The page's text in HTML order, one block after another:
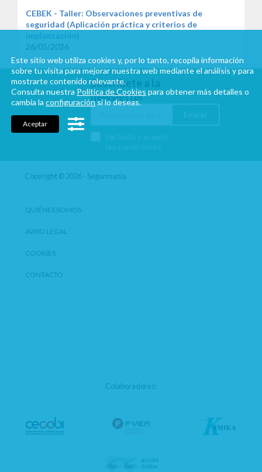
CEBEK - Taller: Observaciones preventivas de
seguridad (Aplicación práctica y criterios de
implantación)
26/05/2026
Suscríbete a la
newsletter
Copyright © 2026 - Segurmania
QUIÉNES SOMOS
AVISO LEGAL
COOKIES
CONTACTO
Colaboradores:
Este sitio web utiliza cookies y, por lo tanto, recopila información
sobre tu visita para mejorar nuestra web mediante el análisis y para
mostrarte contenido relevante.
Consulta nuestra Política de Cookies para obtener más detalles o
cambia la configuraciónsi lo deseas.
Aceptar